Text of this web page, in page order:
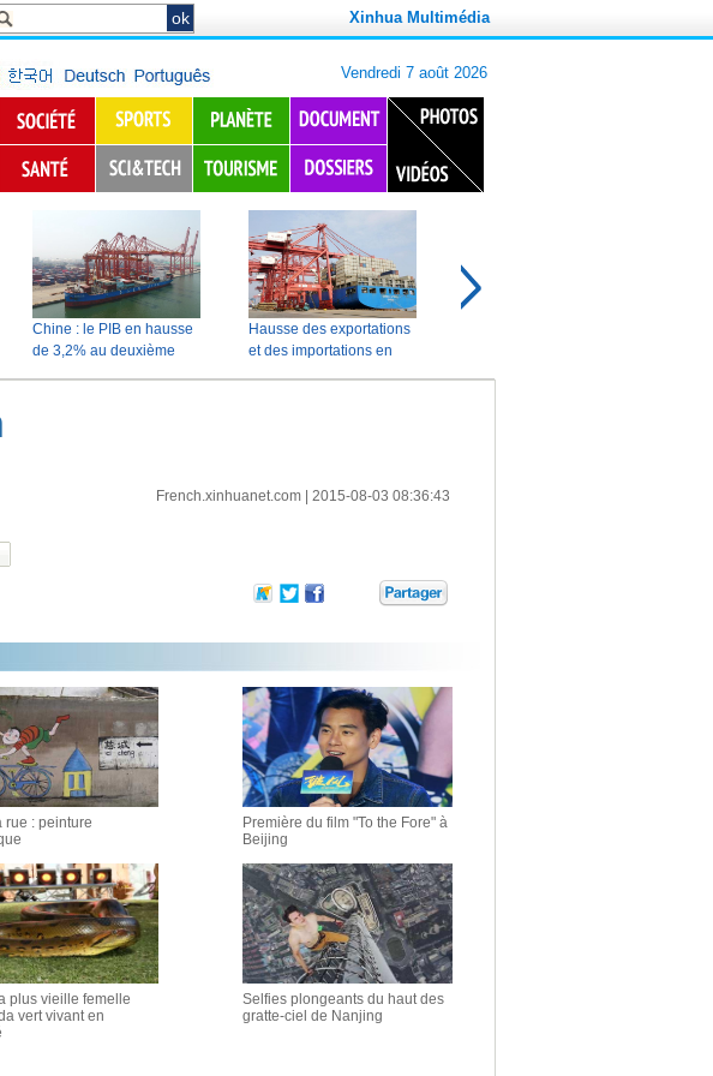
Xinhua Multimédia
French.xinhuanet.com| 2015-08-03 08:36:43
rue : peinture
Première du film "To the Fore" à
Beijing
plus vieille femelle
vert vivant en
Selfies plongeants du haut des
gratte-ciel de Nanjing